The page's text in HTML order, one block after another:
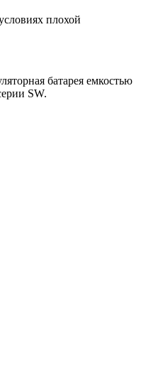
плохой
батарея емкостью
SW.